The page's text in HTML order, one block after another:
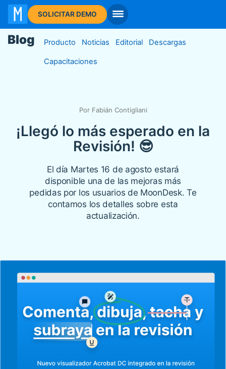
SOLICITAR DEMO
Blog Producto Noticias Editorial Descargas
Capacitaciones
Por Fabián Contigliani
¡Llegó lo más esperado en la
Revisión! 😎
El día Martes 16 de agosto estará
disponible una de las mejoras más
pedidas por los usuarios de MoonDesk. Te
contamos los detalles sobre esta
actualización.